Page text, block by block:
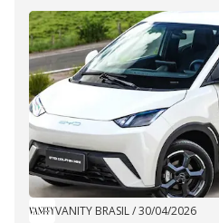
VANITY BRASIL/30/04/2026